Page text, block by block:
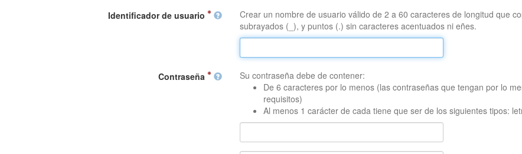
Identificador de usuario
Crear un nombre de usuario válido de 2 a 60 caracteres de longitud que
subrayados (_), y puntos (.) sin caracteres acentuados ni eñes.
Contraseña
Su contraseña debe de contener:
De 6 caracteres por lo menos (las contraseñas que tengan por lo
requisitos)
Al menos 1 carácter de cada tiene que ser de los siguientes tipos: